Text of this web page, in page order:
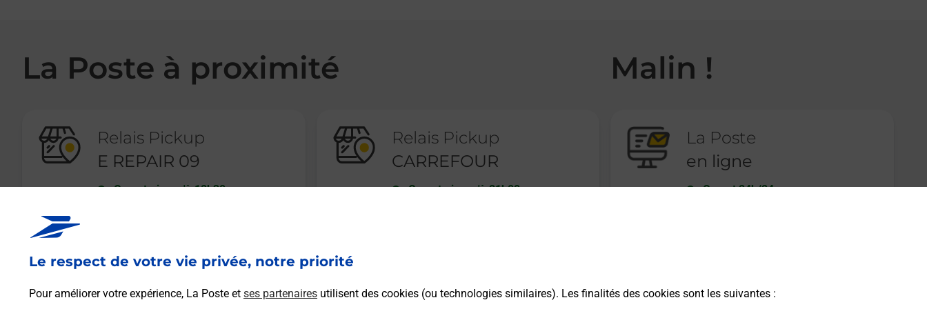
Le respect de votre vie privée, notre priorité
Pour améliorer votre expérience, La Poste et ses partenaires utilisent des cookies (ou technologies similaires). Les finalités des cookies sont les suivantes :
La Poste à proximité
Relais Pickup
E REPAIR 09
Ouvert-jusqu'à 18h30
En savoir plus
Relais Pickup
CARREFOUR
Ouvert-jusqu'à 21h00
Malin !
La Poste
en ligne
Ouvert 24h/24